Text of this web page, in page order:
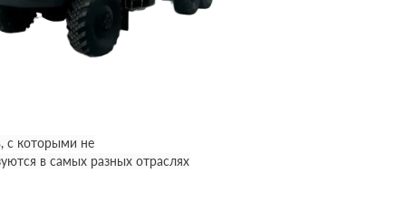
с которыми не
в самых разных отраслях